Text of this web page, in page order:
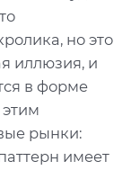
но это
иллюзия, и
в форме
рынки:
имеет